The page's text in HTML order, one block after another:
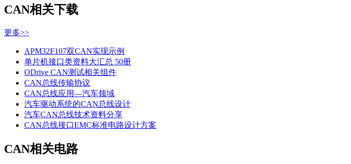
CAN相关下载
更多>>
APM32F107双CAN实现示例
单片机接口类资料大汇总 50册
ODrive CAN测试相关组件
CAN总线传输协议
CAN总线应用—汽车领域
汽车驱动系统的CAN总线设计
汽车CAN总线技术资料分享
CAN总线接口EMC标准电路设计方案
CAN相关电路